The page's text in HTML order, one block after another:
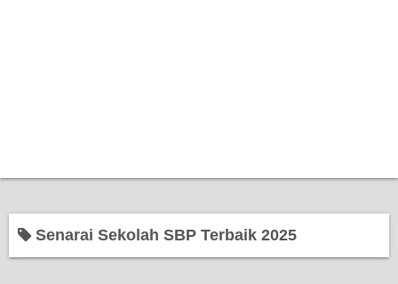
Senarai Sekolah SBP Terbaik 2025